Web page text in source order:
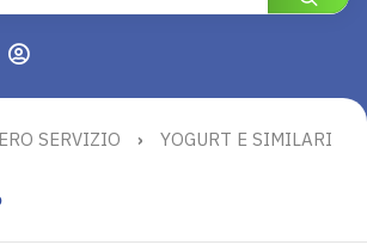
SERVIZIO › YOGURT E SIMILARI